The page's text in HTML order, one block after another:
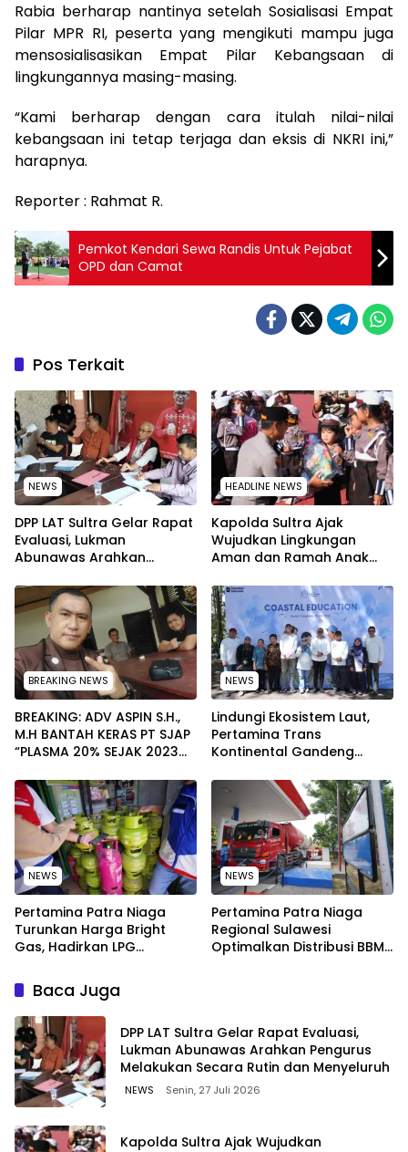
Rabia berharap nantinya setelah Sosialisasi Empat
Pilar MPR RI, peserta yang mengikuti mampu juga
mensosialisasikan Empat Pilar Kebangsaan di
lingkungannya masing-masing.
“Kami berharap dengan cara itulah nilai-nilai
kebangsaan ini tetap terjaga dan eksis di NKRI ini,”
harapnya.
Reporter : Rahmat R.
Pemkot Kendari Sewa Randis Untuk Pejabat
OPD dan Camat
Pos Terkait
NEWS
‎DPP LAT Sultra Gelar Rapat
Evaluasi, Lukman
Abunawas Arahkan
Secara Rutin dan
Menyeluruh
HEADLINE NEWS
Kapolda Sultra Ajak
Wujudkan Lingkungan
Aman dan Ramah Anak
Nasional 2026
BREAKING NEWS
BREAKING: ADV ASPIN S.H.,
M.H BANTAH KERAS PT SJAP
“PLASMA 20% SEJAK 2023
WARGA WAWOONE!
NEWS
Lindungi Ekosistem Laut,
Pertamina Trans
Kontinental Gandeng
Kebersihan Pantai di
Bitung, Sulawesi
NEWS
Pertamina Patra Niaga
Turunkan Harga Bright
Gas, Hadirkan LPG
Lebih Kompetitif
NEWS
Pertamina Patra Niaga
Regional Sulawesi
Optimalkan Distribusi BBM
Baca Juga
‎DPP LAT Sultra Gelar Rapat Evaluasi,
Lukman Abunawas Arahkan Pengurus
Melakukan Secara Rutin dan Menyeluruh
NEWS Senin, 27 Juli 2026
Kapolda Sultra Ajak Wujudkan